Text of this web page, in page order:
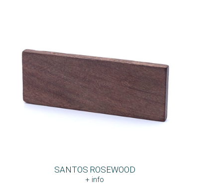
SANTOS ROSEWOOD
+ info